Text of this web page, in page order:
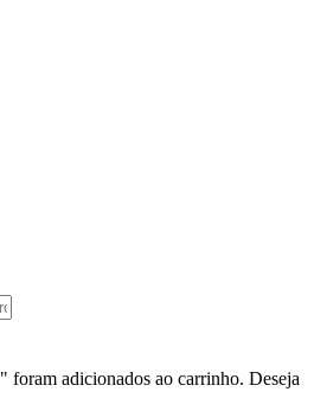
" foram adicionados ao carrinho. Deseja